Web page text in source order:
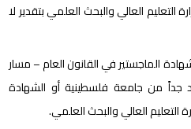
التعليم العالي والبحث العلمي بتقدير لا
الماجستير في القانون العام – مسار
جداً من جامعة فلسطينية أو الشهادة
التعليم العالي والبحث العلمي.